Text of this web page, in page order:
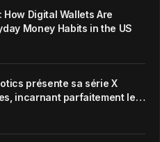
How Digital Wallets Are
Money Habits in the US
présente sa série X
incarnant parfaitement le
Harmony de la marque